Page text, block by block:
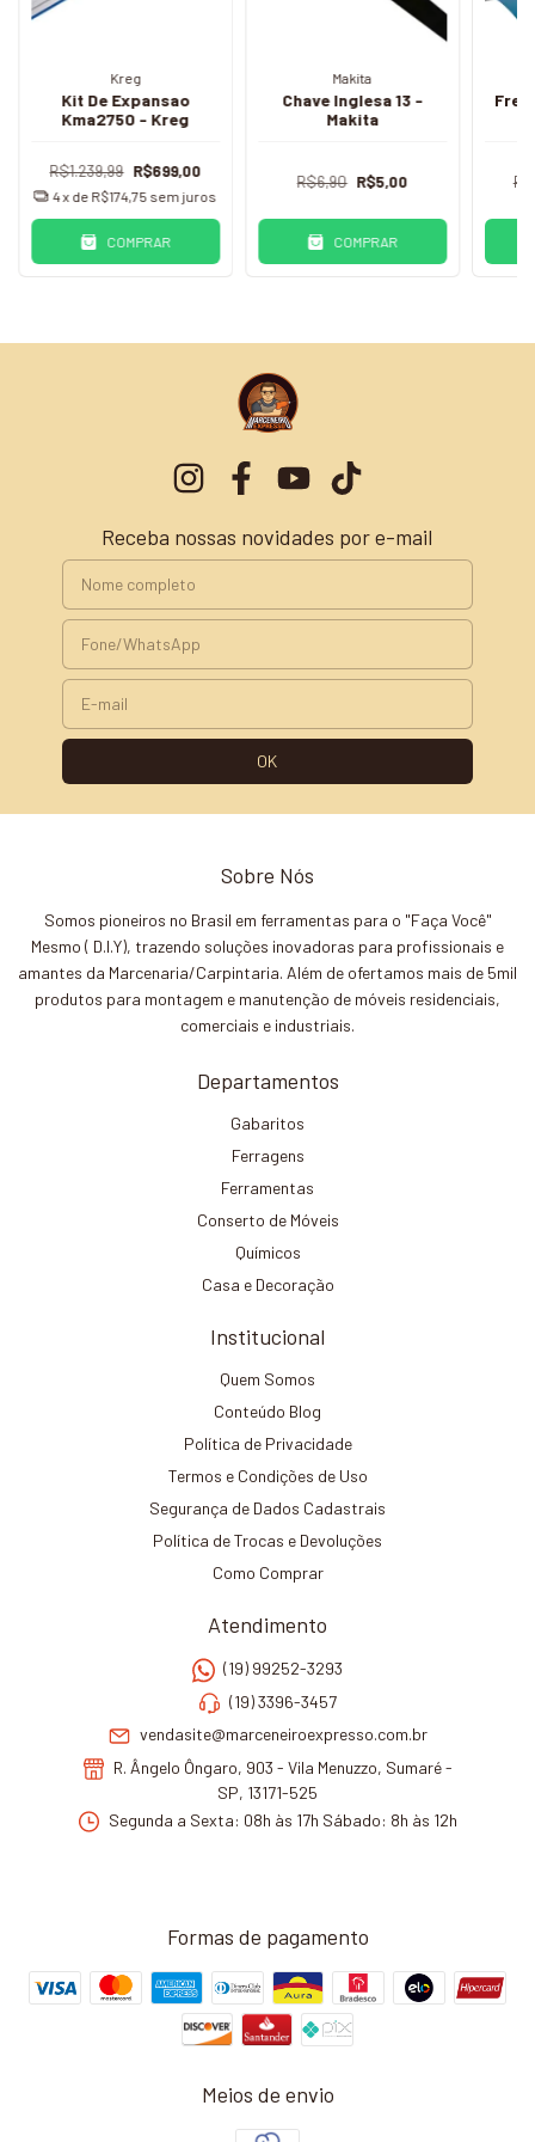
Kreg
Kit De Expansao
Kma2750 - Kreg
R$1.239,99 R$699,00
4x de R$174,75 sem juros
COMPRAR
Makita
Chave Inglesa 13 -
Makita
R$6,90 R$5,00
COMPRAR
Receba nossas novidades por e-mail
Sobre Nós
Somos pioneiros no Brasil em ferramentas para o "Faça Você"
Mesmo ( D.I.Y), trazendo soluções inovadoras para profissionais e
amantes da Marcenaria/Carpintaria. Além de ofertamos mais de 5mil
produtos para montagem e manutenção de móveis residenciais,
comerciais e industriais.
Departamentos
Gabaritos
Ferragens
Ferramentas
Conserto de Móveis
Químicos
Casa e Decoração
Institucional
Quem Somos
Conteúdo Blog
Política de Privacidade
Termos e Condições de Uso
Segurança de Dados Cadastrais
Política de Trocas e Devoluções
Como Comprar
Atendimento
(19) 99252-3293
(19) 3396-3457
vendasite@marceneiroexpresso.com.br
R. Ângelo Ôngaro, 903 - Vila Menuzzo, Sumaré -
SP, 13171-525
Segunda a Sexta: 08h às 17h Sábado: 8h às 12h
Formas de pagamento
Meios de envio